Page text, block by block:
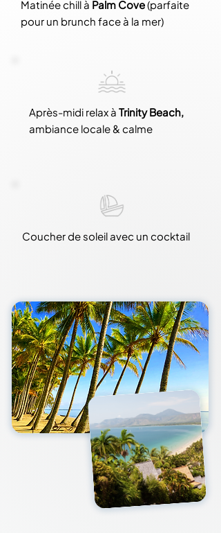
Matinée chill à Palm Cove(parfaite
pour un brunch face à la mer)
Après-midi relax à Trinity Beach,
ambiance locale & calme
Coucher de soleil avec un cocktail